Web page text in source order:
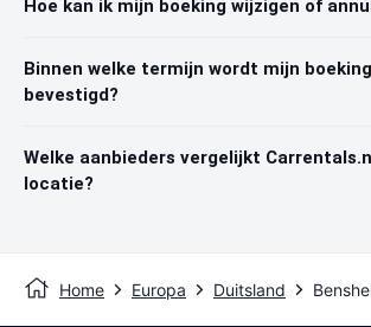
Hoe kan ik mijn boeking wijzigen of
Binnen welke termijn wordt mijn boeking
bevestigd?
Welke aanbieders vergelijkt
locatie?
Home Europa Duitsland